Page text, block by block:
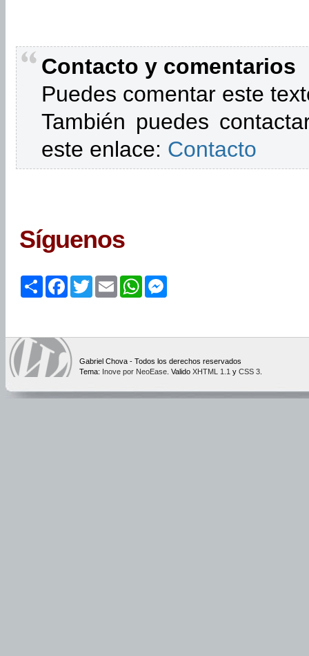
Contacto y comentarios
Puedes comentar este
También puedes
este enlace: Contacto
Síguenos
ShareFacebook
TwitterEmailWhatsApp
Gabriel Chova - Todos los derechos reservados
Tema: Inove por NeoEase . Valido XHTML 1.1 y CSS 3